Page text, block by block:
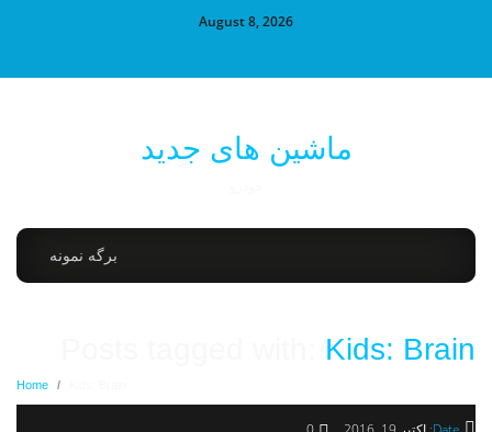
August 8, 2026
ماشین های جدید
برگه نمونه
Posts tagged with:Kids: Brain
Home